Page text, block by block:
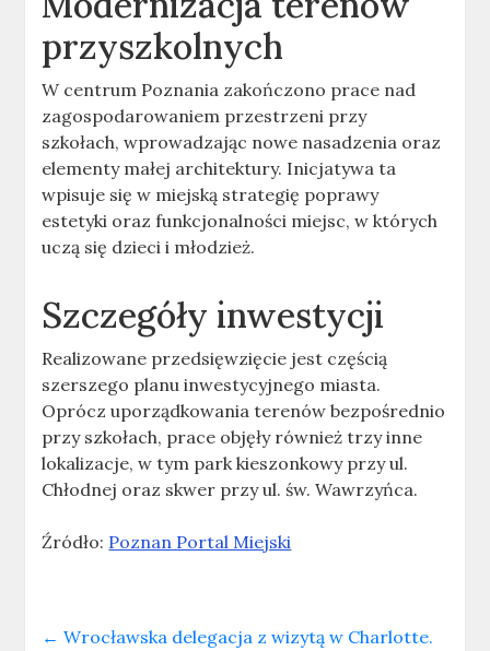
przyszkolnych
W centrum Poznania zakończono prace nad
zagospodarowaniem przestrzeni przy
szkołach, wprowadzając nowe nasadzenia oraz
elementy małej architektury. Inicjatywa ta
wpisuje się w miejską strategię poprawy
estetyki oraz funkcjonalności miejsc, w których
uczą się dzieci i młodzież.
Szczegóły inwestycji
Realizowane przedsięwzięcie jest częścią
szerszego planu inwestycyjnego miasta.
Oprócz uporządkowania terenów bezpośrednio
przy szkołach, prace objęły również trzy inne
lokalizacje, w tym park kieszonkowy przy ul.
Chłodnej oraz skwer przy ul. św. Wawrzyńca.
Źródło: Poznan Portal Miejski
← Wrocławska delegacja z wizytą w Charlotte.